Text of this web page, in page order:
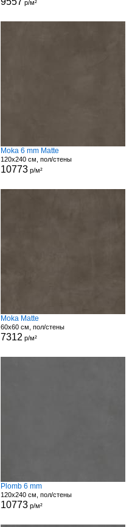
р/м²
Moka 6 mm Matte
120x240 см, пол/стены
10773 р/м²
Moka Matte
60x60 см, пол/стены
7312 р/м²
Plomb 6 mm
120x240 см, пол/стены
10773 р/м²